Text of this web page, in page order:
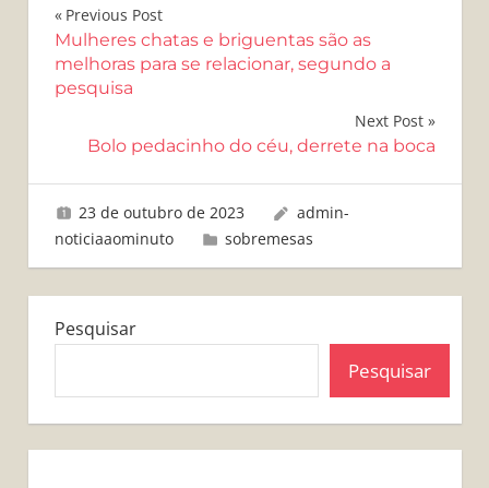
Navegação
de
Post
Previous Post
Mulheres chatas e briguentas são as
melhoras para se relacionar, segundo a
pesquisa
Next Post
Bolo pedacinho do céu, derrete na boca
23 de outubro de 2023
admin-
noticiaaominuto
sobremesas
Pesquisar
Pesquisar